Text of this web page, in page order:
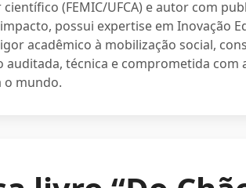
científico (FEMIC/UFCA) e autor com
possui expertise em Inovação
acadêmico à mobilização social,
técnica e comprometida
o mundo.